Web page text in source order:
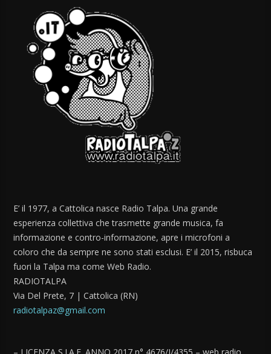
E’ il 1977, a Cattolica nasce Radio Talpa. Una grande
esperienza collettiva che trasmette grande musica, fa
informazione e contro-informazione, apre i microfoni a
coloro che da sempre ne sono stati esclusi. E’ il 2015, risbuca
fuori la Talpa ma come Web Radio.
RADIOTALPA
Via Del Prete, 7 | Cattolica (RN)
radiotalpaz@gmail.com